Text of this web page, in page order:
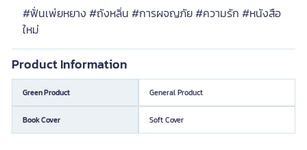
#ฟั่นเพ่ยหยาง #ถังหลิ่น #การผจญภัย #ความรัก #หนังสือ
ใหม่
Product Information
Green Product General Product
Book Cover Soft Cover